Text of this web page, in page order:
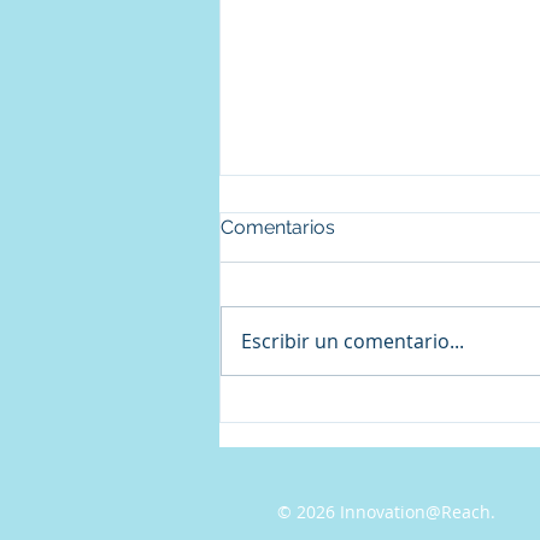
Comentarios
Escribir un comentario...
© 2026 Innovation@Reach.